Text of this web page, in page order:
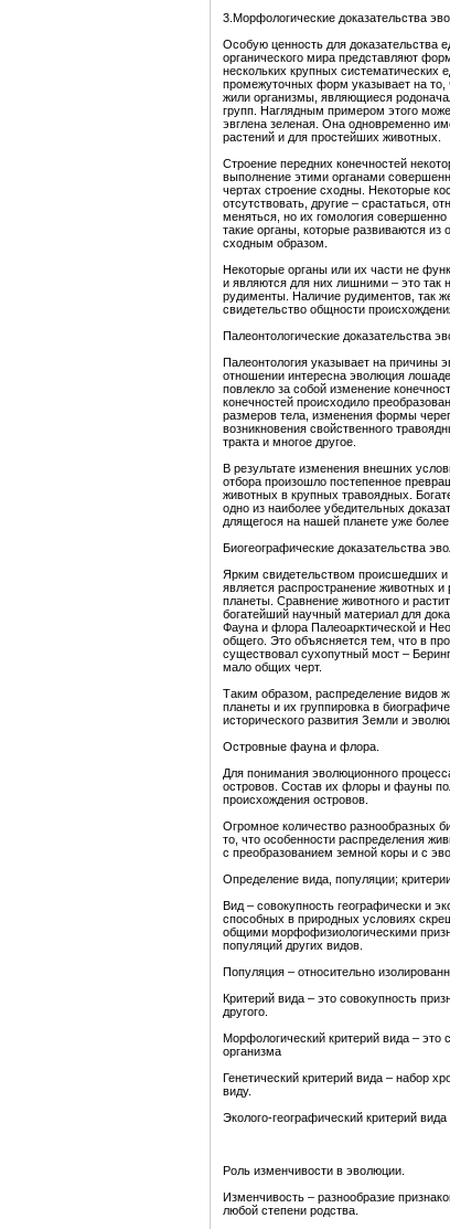
3.Морфологические доказательства
Особую ценность для доказательства
органического мира представляют
нескольких крупных систематических
промежуточных форм указывает на то,
жили организмы, являющиеся
групп. Наглядным примером этого
эвглена зеленая. Она одновременно
растений и для простейших животных.
Строение передних конечностей
выполнение этими органами
чертах строение сходны. Некоторые
отсутствовать, другие – срастаться,
меняться, но их гомология
такие органы, которые развиваются
сходным образом.
Некоторые органы или их части не
и являются для них лишними – это
рудименты. Наличие рудиментов, так
свидетельство общности
Палеонтологические доказательства
Палеонтология указывает на причины
отношении интересна эволюция
повлекло за собой изменение
конечностей происходило
размеров тела, изменения формы
возникновения свойственного
тракта и многое другое.
В результате изменения внешних
отбора произошло постепенное
животных в крупных травоядных.
одно из наиболее убедительных
длящегося на нашей планете уже
Биогеографические доказательства
Ярким свидетельством происшедших
является распространение животных
планеты. Сравнение животного и
богатейший научный материал для
Фауна и флора Палеоарктической и
общего. Это объясняется тем, что в
существовал сухопутный мост –
мало общих черт.
Таким образом, распределение видов
планеты и их группировка в
исторического развития Земли и
Островные фауна и флора.
Для понимания эволюционного
островов. Состав их флоры и фауны
происхождения островов.
Огромное количество разнообразных
то, что особенности распределения
с преобразованием земной коры и с
Определение вида, популяции;
Вид – совокупность географически и
способных в природных условиях
общими морфофизиологическими
популяций других видов.
Популяция – относительно
Критерий вида – это совокупность
другого.
Морфологический критерий вида – это
организма
Генетический критерий вида – набор
виду.
Эколого-географический критерий
Роль изменчивости в эволюции.
Изменчивость – разнообразие
любой степени родства.